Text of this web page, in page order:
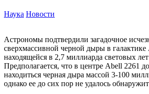
Наука Новости
Астрономы подтвердили загадочное
сверхмассивной черной дыры в галактике
находящейся в 2,7 миллиарда световых
Предполагается, что в центре Abell 2261
находиться черная дыра массой 3-100
однако ее до сих пор не удалось